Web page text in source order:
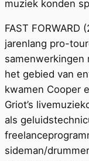
muziek konden
FAST
jarenlang pro-
samenwerkingen
het gebied van
kwamen Cooper
Griot’s
als
sideman/